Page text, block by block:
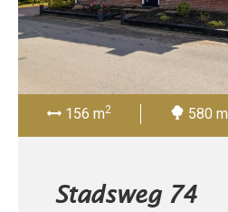
156 m2 580 m
Stadsweg 74